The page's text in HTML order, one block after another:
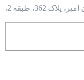
تهران، پیچ شمیران، ساختمان امیر، پلاک 362، طبقه 2،